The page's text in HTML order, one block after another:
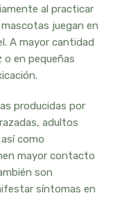
al practicar
juegan en
A mayor cantidad
o en pequeñas
producidas por
adultos
como
mayor contacto
son
síntomas en